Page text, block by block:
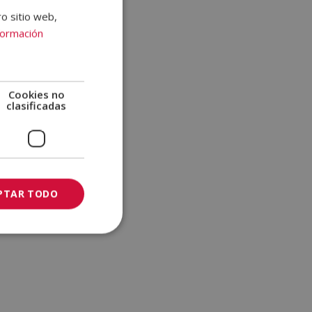
sitio web,
Cookies no
clasificadas
TODO